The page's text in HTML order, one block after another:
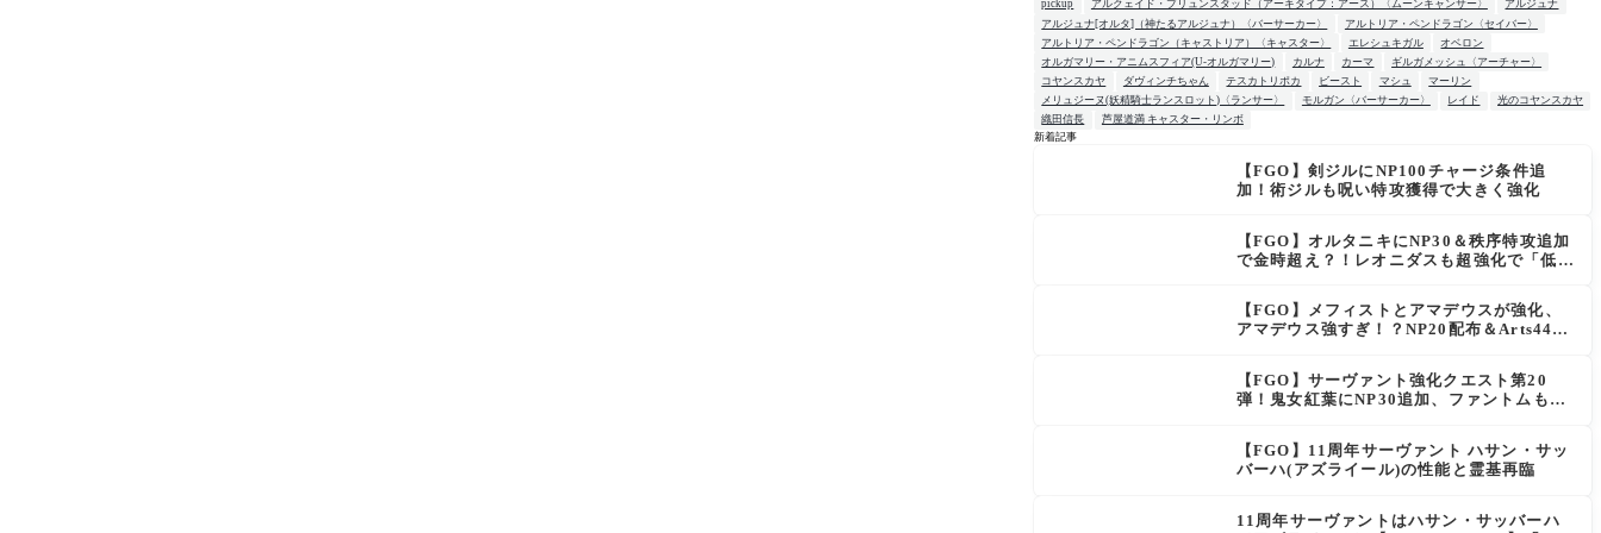
pickup アルクェイド・ブリュンスタッド（アーキタイプ：アース）〈ムーンキャンサー〉
アルジュナ
アルジュナ[オルタ]（神たるアルジュナ）〈バーサーカー〉
アルトリア・ペンドラゴン〈セイバー〉
アルトリア・ペンドラゴン（キャストリア）〈キャスター〉
エレシュキガル
オベロン
オルガマリー・アニムスフィア(U-オルガマリー)
カルナ カーマ
ギルガメッシュ〈アーチャー〉
コヤンスカヤ
ダヴィンチちゃん テスカトリポカ ビースト マシュ
マーリン
メリュジーヌ(妖精騎士ランスロット)〈ランサー〉
モルガン〈バーサーカー〉 レイド
光のコヤンスカヤ
織田信長
芦屋道満 キャスター・リンボ
新着記事
【FGO】剣ジルにNP100チャージ条件追
加！術ジルも呪い特攻獲得で大きく強化
【FGO】オルタニキにNP30＆秩序特攻追加
で金時超え？！レオニダスも超強化で「低レ
【FGO】メフィストとアマデウスが強化、
アマデウス強すぎ！？NP20配布＆Arts44％
【FGO】サーヴァント強化クエスト第20
弾！鬼女紅葉にNP30追加、ファントムも大
【FGO】11周年サーヴァント ハサン・サッ
バーハ(アズライール)の性能と霊基再臨
11周年サーヴァントはハサン・サッバーハ